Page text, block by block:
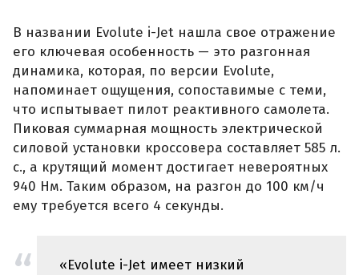
В названии Evolute i-Jet нашла свое отражение
его ключевая особенность — это разгонная
динамика, которая, по версии Evolute,
напоминает ощущения, сопоставимые с теми,
что испытывает пилот реактивного самолета.
Пиковая суммарная мощность электрической
силовой установки кроссовера составляет 585 л.
с., а крутящий момент достигает невероятных
940 Нм. Таким образом, на разгон до 100 км/ч
ему требуется всего 4 секунды.
«Evolute i-Jet имеет низкий